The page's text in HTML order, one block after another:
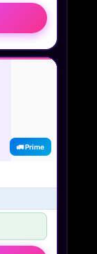
🚛 Prime